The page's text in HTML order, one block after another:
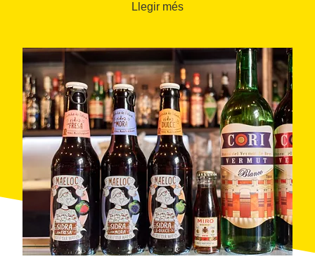
restaurant de cuina mediterrània amb una gran
Llegir més